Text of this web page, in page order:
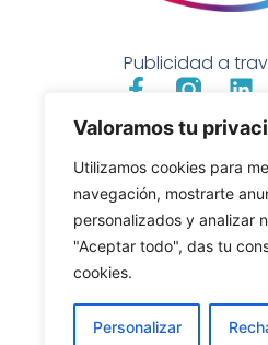
Valoramos tu
Utilizamos cookies para
navegación, mostrarte
personalizados y analizar
"Aceptar todo", das tu
cookies.
Personalizar
Publicidad a